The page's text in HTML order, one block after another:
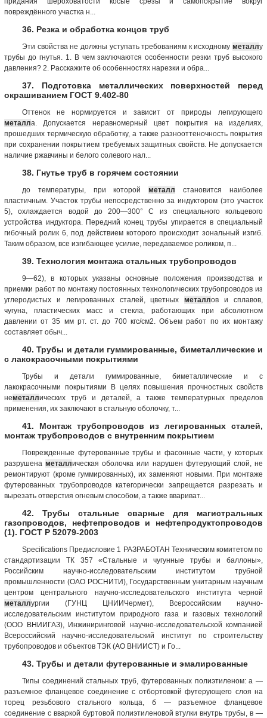
повреждённого участка н...
36. Резка и обработка концов труб
Эти свойства не должны уступать требованиям к исходному металлу
трубы до гнутья. 1. В чем заключаются особенности резки труб высокого
давления? 2. Расскажите об особенностях нарезки и обра...
37. Подготовка металлических поверхностей перед
окрашиванием ГОСТ 9.402-80
Оттенок не нормируется и зависит от природы легирующего
металла. Допускается неравномерный цвет покрытия на изделиях,
прошедших термическую обработку, а также разнооттеночность покрытия
при сохранении покрытием требуемых защитных свойств. Не допускается
наличие ржавчины и белого солевого нал...
38. Гнутье труб в горячем состоянии
до температуры, при которойметалл становится наиболее
пластичным. Участок трубы непосредственно за индуктором (это участок
5), охлаждается водой до 200—300° С из специального кольцевого
устройства индуктора. Передний конец трубы упирается в специальный
гибочный ролик 6, под действием которого происходит зональный изгиб.
Таким образом, все изгибающее усилие, передаваемое роликом, п...
39. Технология монтажа стальных трубопроводов
9—62), в которых указаны основные положения производства и
приемки работ по монтажу постоянных технологических трубопроводов из
углеродистых и легированных сталей, цветныхметаллов и сплавов,
чугуна, пластических масс и стекла, работающих при абсолютном
давлении от 35 мм рт. ст. до 700 кгс/см2. Объем работ по их монтажу
составляет обыч...
40. Трубы и детали гуммированные, биметаллические и
с лакокрасочными покрытиями
Трубы и детали гуммированные, биметаллические и с
лакокрасочными покрытиями В целях повышения прочностных свойств
неметаллических труб и деталей, а также температурных пределов
применения, их заключают в стальную оболочку, т...
41. Монтаж трубопроводов из легированных сталей,
монтаж трубопроводов с внутренним покрытием
Поврежденные футерованные трубы и фасонные части, у которых
разрушенаметаллическая оболочка или нарушен футерующий слой, не
ремонтируют (кроме гуммированных), их заменяют новыми. При монтаже
футерованных трубопроводов категорически запрещается разрезать и
вырезать отверстия огневым способом, а также ввариват...
42. Трубы стальные сварные для магистральных
газопроводов, нефтепроводов и нефтепродуктопроводов
(1). ГОСТ Р 52079-2003
Specifications Предисловие 1 РАЗРАБОТАН Техническим комитетом по
стандартизации ТК 357 «Стальные и чугунные трубы и баллоны»,
Российским научно-исследовательским институтом трубной
промышленности (ОАО РОСНИТИ), Государственным унитарным научным
центром центрального научно-исследовательского института черной
металлургии (ГУНЦ ЦНИИЧермет), Всероссийским научно-
исследовательским институтом природного газа и газовых технологий
(ООО ВНИИГАЗ), Инжиниринговой научно-исследовательской компанией
Всероссийский научно-исследовательский институт по строительству
трубопроводов и объектов ТЭК (АО ВНИИСТ) и Го...
43. Трубы и детали футерованные и эмалированные
Типы соединений стальных труб, футерованных полиэтиленом: а —
разъемное фланцевое соединение с отбортовкой футерующего слоя на
торец резьбового стального кольца, б — разъемное фланцевое
соединение с вваркой буртовой полиэтиленовой втулки внутрь трубы, в —